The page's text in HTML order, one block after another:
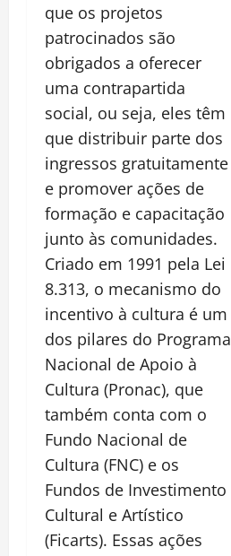
que os projetos
patrocinados são
obrigados a oferecer
uma contrapartida
social, ou seja, eles têm
que distribuir parte dos
ingressos gratuitamente
e promover ações de
formação e capacitação
junto às comunidades.
Criado em 1991 pela Lei
8.313, o mecanismo do
incentivo à cultura é um
dos pilares do Programa
Nacional de Apoio à
Cultura (Pronac), que
também conta com o
Fundo Nacional de
Cultura (FNC) e os
Fundos de Investimento
Cultural e Artístico
(Ficarts). Essas ações